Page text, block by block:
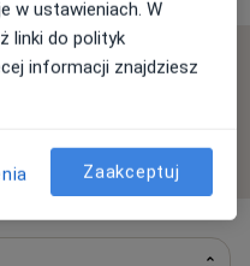
Moderujemy je
dowiedz się więcej o
się więcej o opiniach
w ustawieniach. W
linki do polityk
informacji znajdziesz
Zaakceptuj